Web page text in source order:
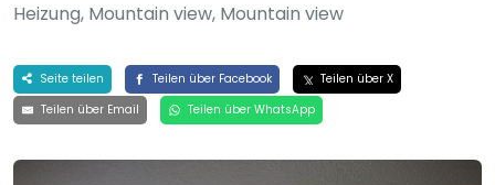
Heizung, Mountain view, Mountain view
Seite teilen Teilen über Facebook
Teilen über X
Teilen über Email
Teilen über WhatsApp